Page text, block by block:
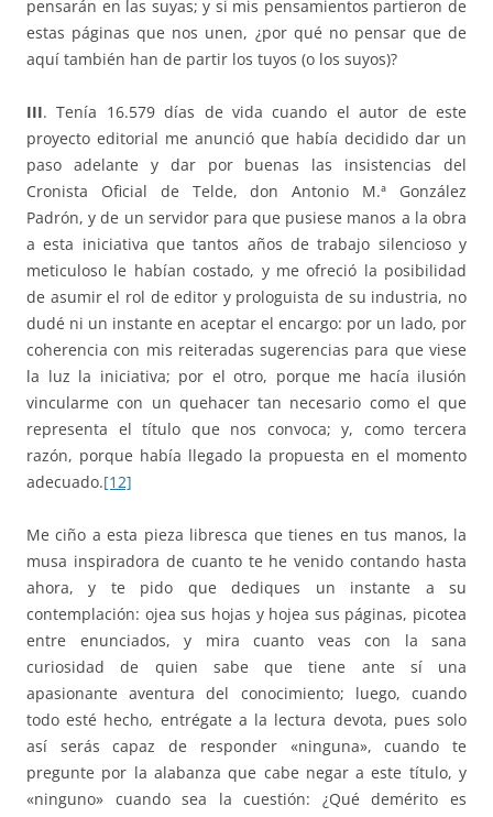
pensarán en las suyas; y si mis pensamientos partieron de
estas páginas que nos unen, ¿por qué no pensar que de
aquí también han de partir los tuyos (o los suyos)?
III. Tenía 16.579 días de vida cuando el autor de este
proyecto editorial me anunció que había decidido dar un
paso adelante y dar por buenas las insistencias del
Cronista Oficial de Telde, don Antonio M.ª González
Padrón, y de un servidor para que pusiese manos a la obra
a esta iniciativa que tantos años de trabajo silencioso y
meticuloso le habían costado, y me ofreció la posibilidad
de asumir el rol de editor y prologuista de su industria, no
dudé ni un instante en aceptar el encargo: por un lado, por
coherencia con mis reiteradas sugerencias para que viese
la luz la iniciativa; por el otro, porque me hacía ilusión
vincularme con un quehacer tan necesario como el que
representa el título que nos convoca; y, como tercera
razón, porque había llegado la propuesta en el momento
adecuado.[12]
Me ciño a esta pieza libresca que tienes en tus manos, la
musa inspiradora de cuanto te he venido contando hasta
ahora, y te pido que dediques un instante a su
contemplación: ojea sus hojas y hojea sus páginas, picotea
entre enunciados, y mira cuanto veas con la sana
curiosidad de quien sabe que tiene ante sí una
apasionante aventura del conocimiento; luego, cuando
todo esté hecho, entrégate a la lectura devota, pues solo
así serás capaz de responder «ninguna», cuando te
pregunte por la alabanza que cabe negar a este título, y
«ninguno» cuando sea la cuestión: ¿Qué demérito es